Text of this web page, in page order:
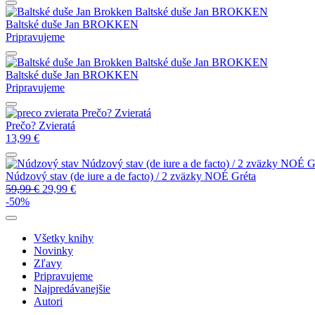
Baltské duše Jan BROKKEN
Baltské duše Jan BROKKEN
Pripravujeme
Baltské duše Jan BROKKEN
Baltské duše Jan BROKKEN
Pripravujeme
Prečo? Zvieratá
Prečo? Zvieratá
13,99 €
Núdzový stav (de iure a de facto) / 2 zväzky NOÉ
Núdzový stav (de iure a de facto) / 2 zväzky NOÉ Gréta
59,99€ 29,99 €
-50%
Všetky knihy
Novinky
Zľavy
Pripravujeme
Najpredávanejšie
Autori